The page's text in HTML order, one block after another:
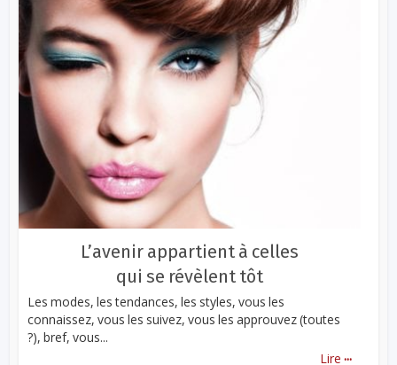
L’avenir appartient à celles
qui se révèlent tôt
Les modes, les tendances, les styles, vous les
connaissez, vous les suivez, vous les approuvez (toutes
?), bref, vous...
Lire ...